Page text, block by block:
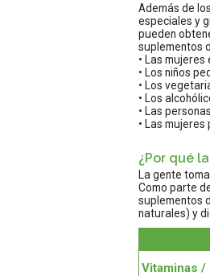
Además de
especiales y
pueden
suplementos
• Las
• Los niños
• Los
• Los
• Las
• Las mujeres
¿Por qué
La gente
Como parte
suplementos
naturales) y
Vitaminas /